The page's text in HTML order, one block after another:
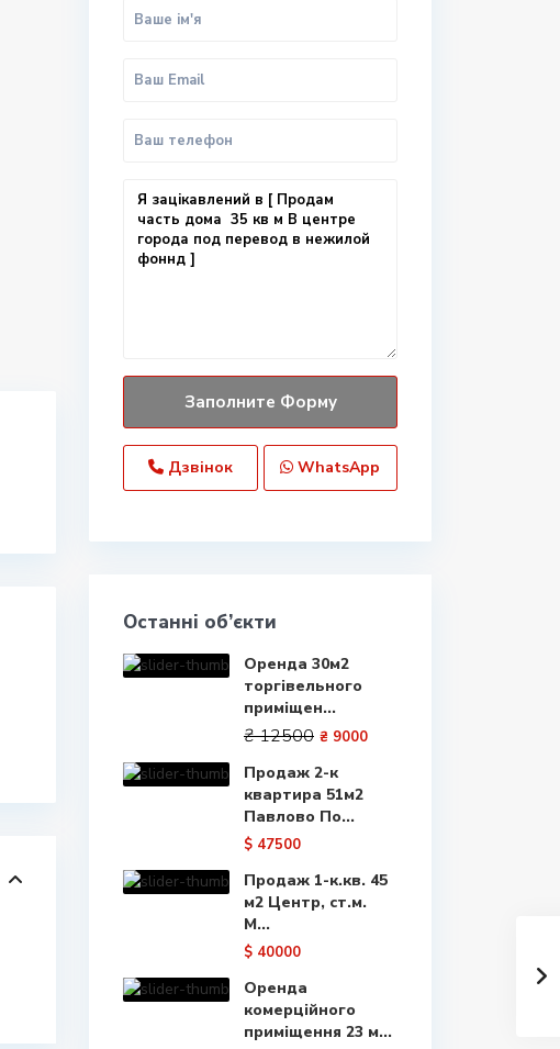
Дзвінок WhatsApp
Останні об’єкти
Оренда 30м2
торгівельного
приміщен...
₴ 12500 ₴ 9000
Продаж 2-к
квартира 51м2
Павлово По...
$ 47500
Продаж 1-к.кв. 45
м2 Центр, ст.м.
М...
$ 40000
Оренда
комерційного
приміщення 23 м...